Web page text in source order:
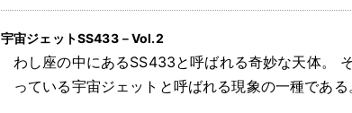
宇宙ジェットSS433－Vol.2
わし座の中にあるSS433と呼ばれる奇妙な天体。
っている宇宙ジェットと呼ばれる現象の一種である